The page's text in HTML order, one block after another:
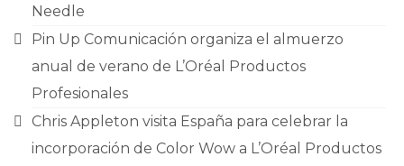
Needle
Pin Up Comunicación organiza el almuerzo
anual de verano de L’Oréal Productos
Profesionales
Chris Appleton visita España para celebrar la
incorporación de Color Wow a L’Oréal Productos